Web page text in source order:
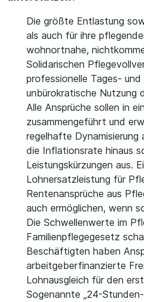
Die größte Entlastung
als auch für ihre
wohnortnahe,
Solidarischen
professionelle Tages-
unbürokratische Nutzung
Alle Ansprüche sollen in
zusammengeführt und
regelhafte Dynamisierung
die Inflationsrate hinaus
Leistungskürzungen aus.
Lohnersatzleistung für
Rentenansprüche aus
auch ermöglichen, wenn
Die Schwellenwerte im
Familienpflegegesetz
Beschäftigten haben
arbeitgeberfinanzierte
Lohnausgleich für den
Sogenannte „24-